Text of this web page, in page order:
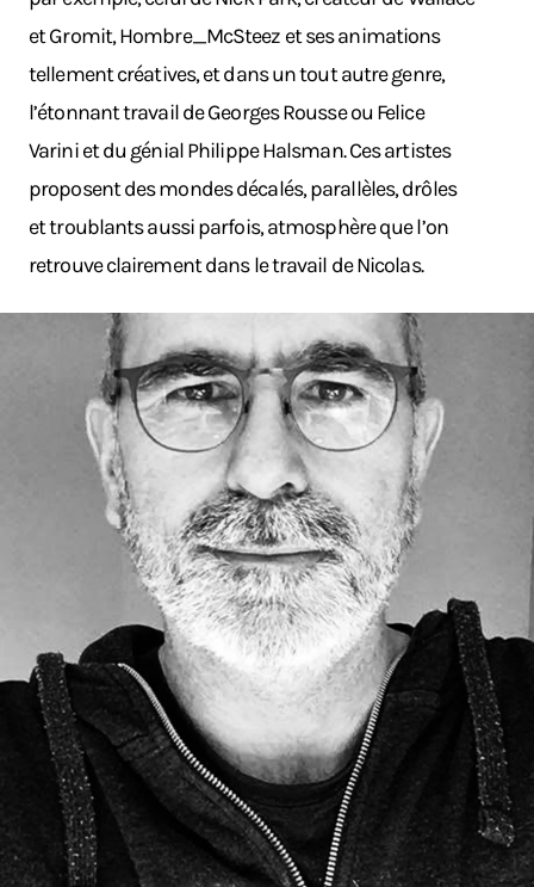
et Gromit, Hombre_McSteez et ses animations
tellement créatives, et dans un tout autre genre,
l’étonnant travail de Georges Rousse ou Felice
Varini et du génial Philippe Halsman. Ces artistes
proposent des mondes décalés, parallèles, drôles
et troublants aussi parfois, atmosphère que l’on
retrouve clairement dans le travail de Nicolas.